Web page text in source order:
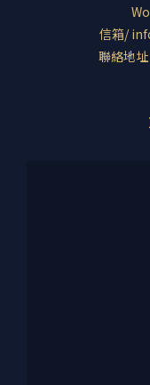
信箱/
聯絡地